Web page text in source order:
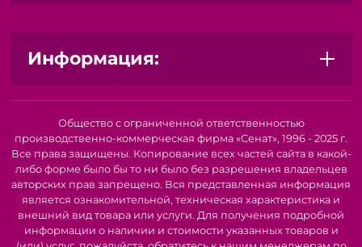
Интуитивно понятное управление и легкий доступ к
машину под различные типы тканей и швейные
операции.
Подходит для профессионального и домашнего
использования:
Идеальный выбор для швейных
мастерских, ателье и домашнего творчества.
Области применения:
Информация:
Общество с ограниченной ответственностью
производственно-коммерческая фирма «Сенат», 1996 - 2025 г.
Все права защищены. Копирование всех частей сайта в какой-
либо форме было бы то ни было без разрешения владельцев
авторских прав запрещено. Вся представленная информация
является ознакомительной, техническая характеристика и
внешний вид товара или услуги. Для получения подробной
информации о наличии и стоимости указанных товаров и